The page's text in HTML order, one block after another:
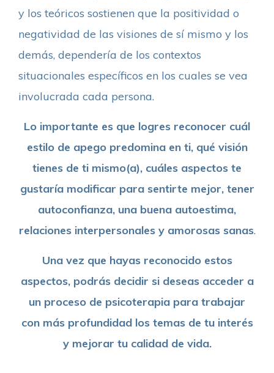
y los teóricos sostienen que la positividad o
negatividad de las visiones de sí mismo y los
demás, dependería de los contextos
situacionales específicos en los cuales se vea
involucrada cada persona.
Lo importante es que logres reconocer cuál
estilo de apego predomina en ti, qué visión
tienes de ti mismo(a), cuáles aspectos te
gustaría modificar para sentirte mejor, tener
autoconfianza, una buena autoestima,
relaciones interpersonales y amorosas sanas.
Una vez que hayas reconocido estos
aspectos, podrás decidir si deseas acceder a
un proceso de psicoterapia para trabajar
con más profundidad los temas de tu interés
y mejorar tu calidad de vida.